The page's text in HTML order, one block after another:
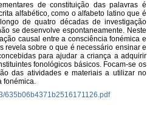
de constituição das palavras é
alfabético, como o alfabeto latino que é
de quatro décadas de investigação
se desenvolve espontaneamente. Neste
causal entre a consciência fonémica e
revela sobre o que é necessário ensinar e
para ajudar a criança a adquirir
fonológicos básicos. Focam-se os
das atividades e materiais a utilizar no
fonémica.
635b06b4371b2516171126.pdf